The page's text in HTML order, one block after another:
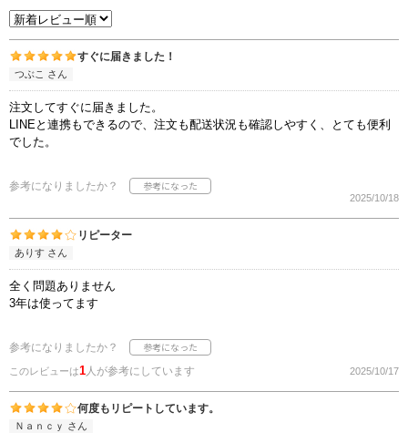
すぐに届きました！
つぶこ さん
注文してすぐに届きました。
LINEと連携もできるので、注文も配送状況も確認しやすく、とても便利
でした。
参考になりましたか？
2025/10/18
リピーター
ありす さん
全く問題ありません
3年は使ってます
参考になりましたか？
このレビューは1人が参考にしています 2025/10/17
何度もリピートしています。
Ｎａｎｃｙ さん